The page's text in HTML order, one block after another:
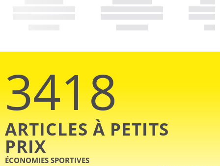
3418
ARTICLES À PETITS
PRIX
ÉCONOMIES SPORTIVES